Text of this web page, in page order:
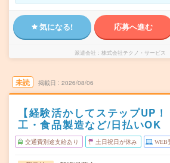
気になる! 応募へ進む
派遣会社 株式会社テクノ・サービス
未読 掲載日 2026/08/06
【経験活かしてステップUP
工・食品製造など/日払いOK
交通費別途支給あり 土日祝日が休み WEB